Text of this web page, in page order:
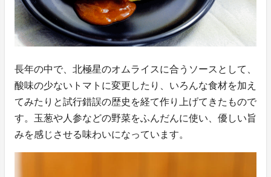
長年の中で、北極星のオムライスに合うソースとして、
酸味の少ないトマトに変更したり、いろんな食材を加え
てみたりと試行錯誤の歴史を経て作り上げてきたもので
す。玉葱や人参などの野菜をふんだんに使い、優しい旨
みを感じさせる味わいになっています。